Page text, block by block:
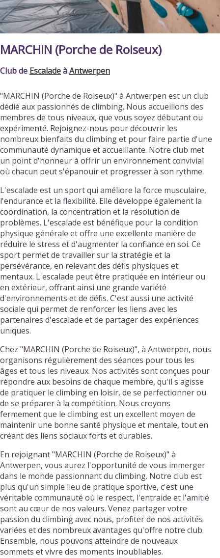
MARCHIN (Porche de Roiseux)
Club de EscaladeàAntwerpen
"MARCHIN (Porche de Roiseux)" à Antwerpen est un club
dédié aux passionnés de climbing. Nous accueillons des
membres de tous niveaux, que vous soyez débutant ou
expérimenté. Rejoignez-nous pour découvrir les
nombreux bienfaits du climbing et pour faire partie d'une
communauté dynamique et accueillante. Notre club met
un point d'honneur à offrir un environnement convivial
où chacun peut s'épanouir et progresser à son rythme.
L'escalade est un sport qui améliore la force musculaire,
l'endurance et la flexibilité. Elle développe également la
coordination, la concentration et la résolution de
problèmes. L'escalade est bénéfique pour la condition
physique générale et offre une excellente manière de
réduire le stress et d'augmenter la confiance en soi. Ce
sport permet de travailler sur la stratégie et la
persévérance, en relevant des défis physiques et
mentaux. L'escalade peut être pratiquée en intérieur ou
en extérieur, offrant ainsi une grande variété
d'environnements et de défis. C'est aussi une activité
sociale qui permet de renforcer les liens avec les
partenaires d'escalade et de partager des expériences
uniques.
Chez "MARCHIN (Porche de Roiseux)", à Antwerpen, nous
organisons régulièrement des séances pour tous les
âges et tous les niveaux. Nos activités sont conçues pour
répondre aux besoins de chaque membre, qu'il s'agisse
de pratiquer le climbing en loisir, de se perfectionner ou
de se préparer à la compétition. Nous croyons
fermement que le climbing est un excellent moyen de
maintenir une bonne santé physique et mentale, tout en
créant des liens sociaux forts et durables.
En rejoignant "MARCHIN (Porche de Roiseux)" à
Antwerpen, vous aurez l'opportunité de vous immerger
dans le monde passionnant du climbing. Notre club est
plus qu'un simple lieu de pratique sportive, c'est une
véritable communauté où le respect, l'entraide et l'amitié
sont au cœur de nos valeurs. Venez partager votre
passion du climbing avec nous, profiter de nos activités
variées et des nombreux avantages qu'offre notre club.
Ensemble, nous pouvons atteindre de nouveaux
sommets et vivre des moments inoubliables.